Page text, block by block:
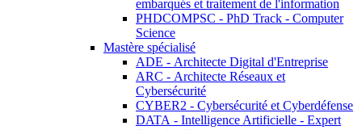
embarqués et traitement de l'information
PHDCOMPSC - PhD Track - Computer
Science
Mastère spécialisé
ADE - Architecte Digital d'Entreprise
ARC - Architecte Réseaux et
Cybersécurité
CYBER2 - Cybersécurité et Cyberdéfense
DATA - Intelligence Artificielle - Expert